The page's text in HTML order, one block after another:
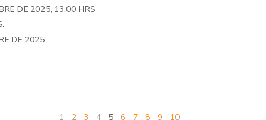
DE 2025, 13:00 HRS
DE 2025
1 2 3 4 5 6 7 8 9 10